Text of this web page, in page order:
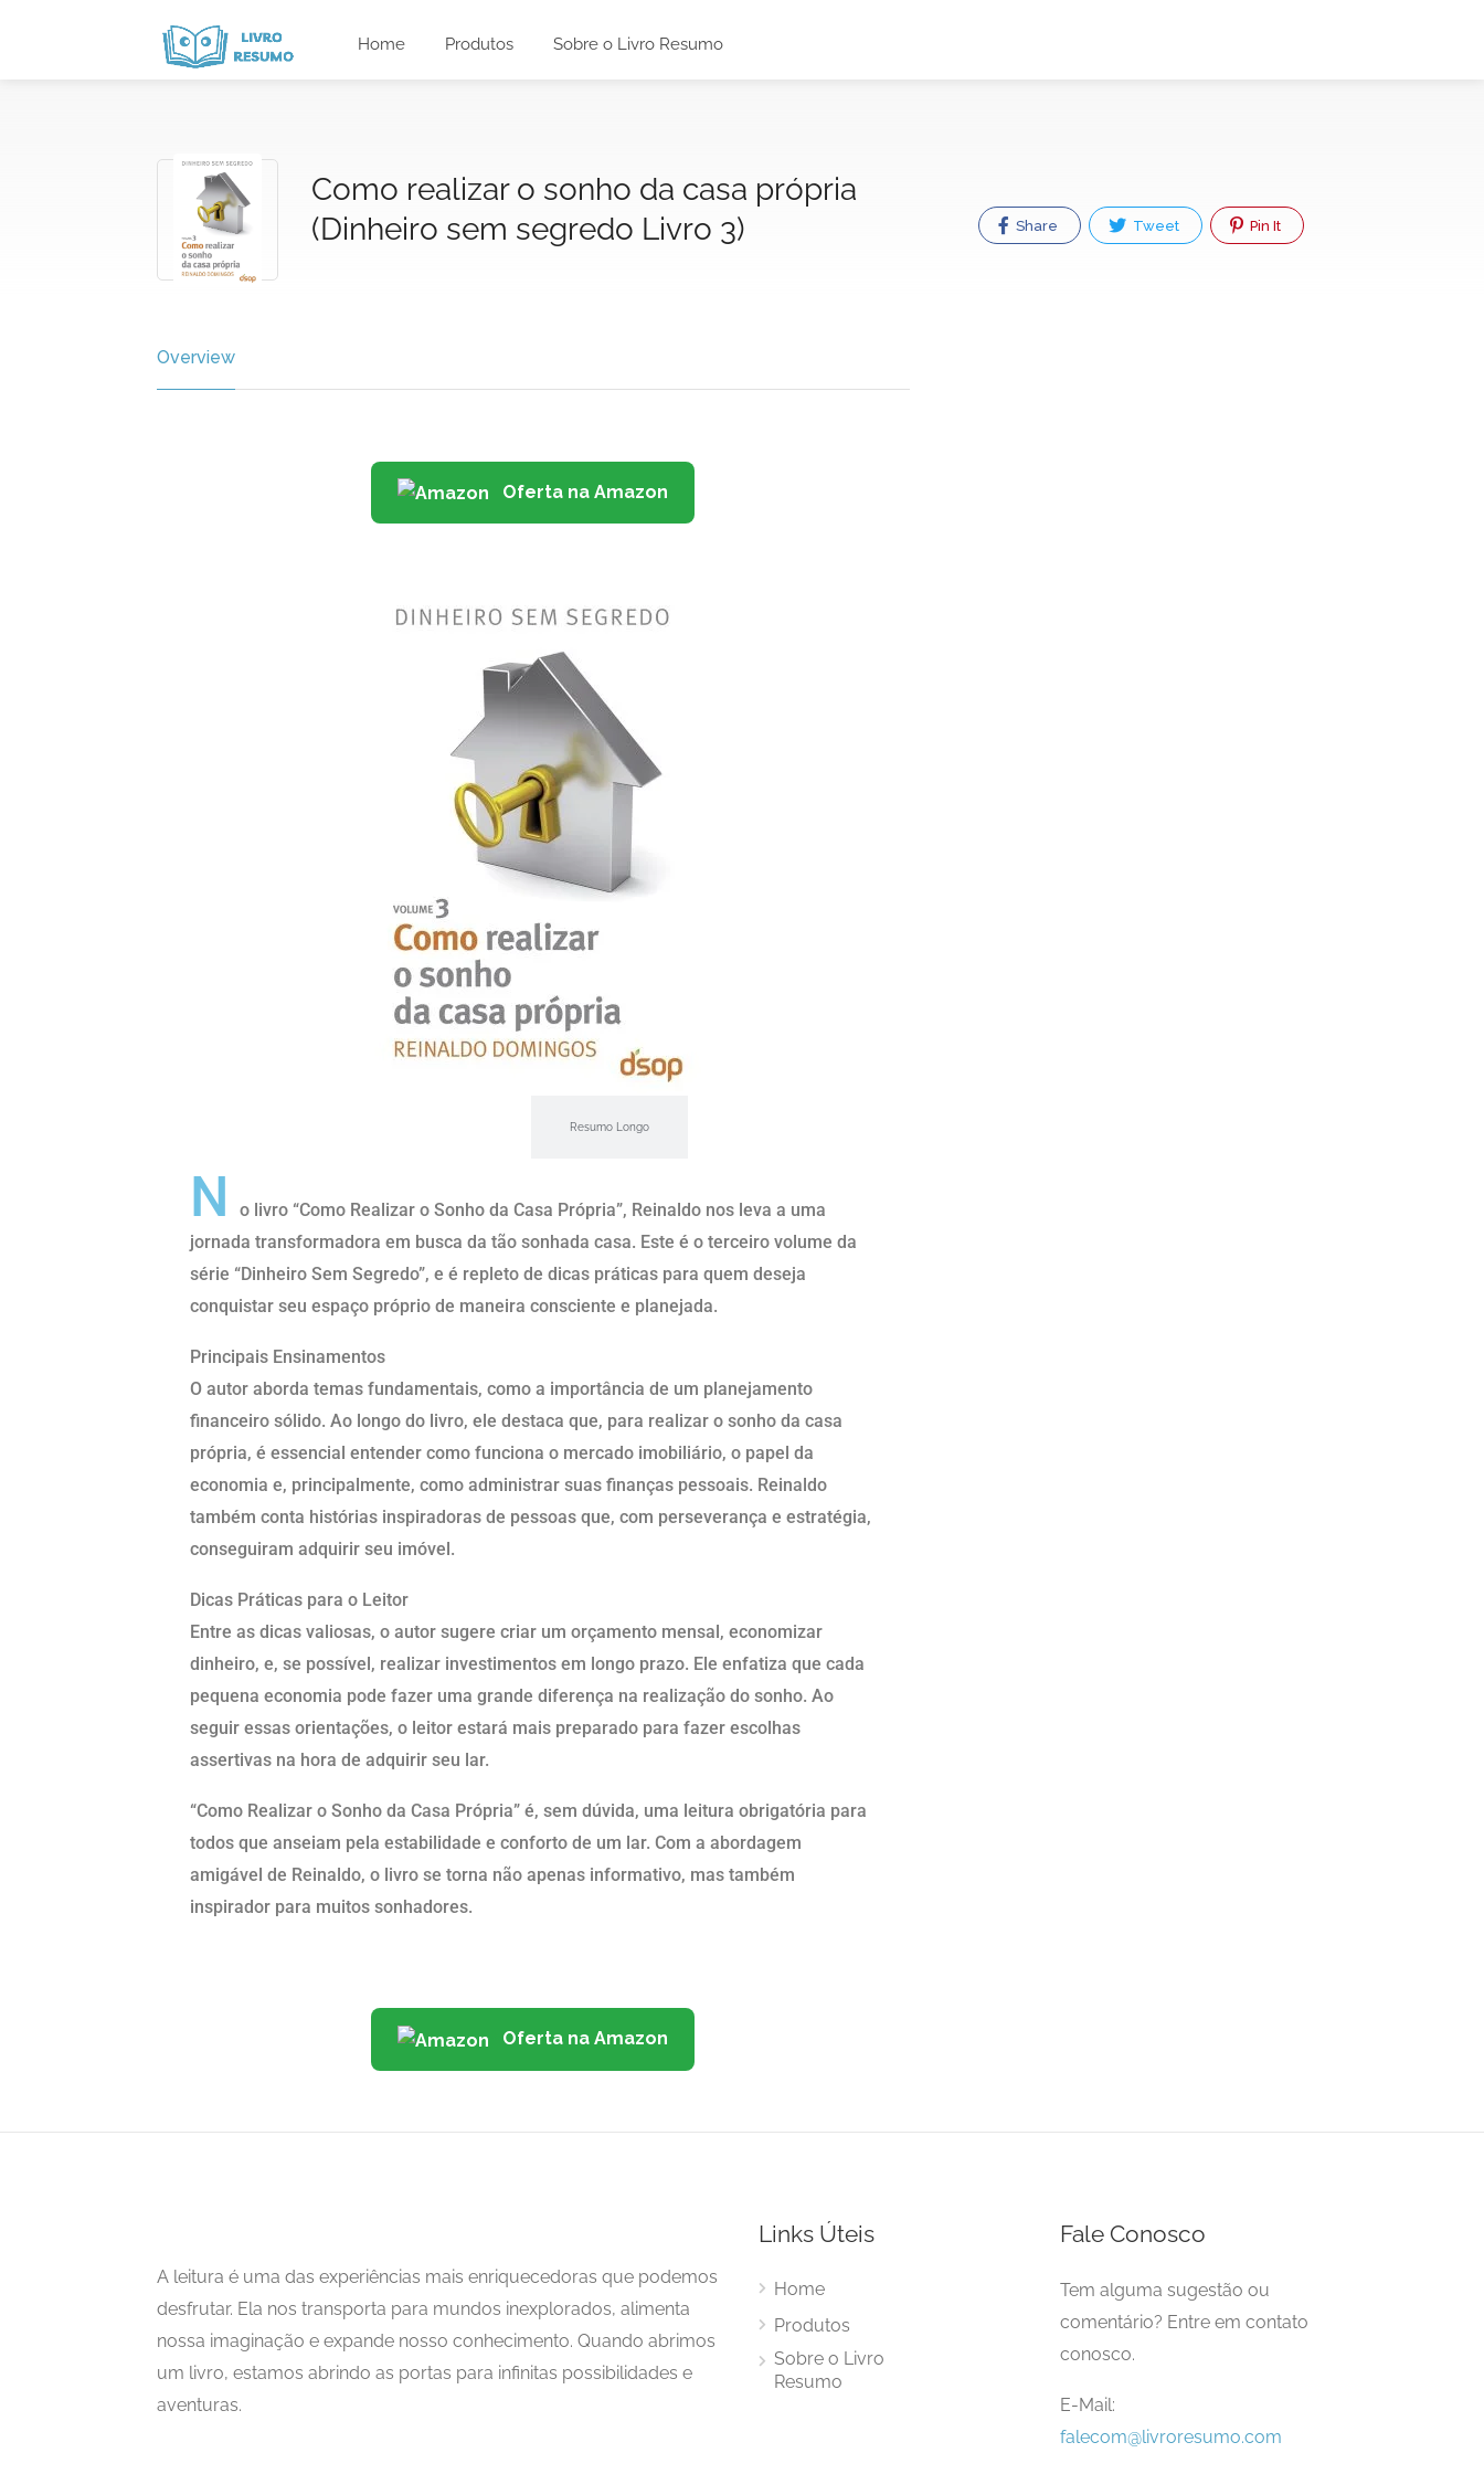
Home Produtos Sobre o Livro Resumo
Como realizar o sonho da casa própria
(Dinheiro sem segredo Livro 3)
Overview
Oferta na Amazon
Resumo Longo
N
o livro “Como Realizar o Sonho da Casa Própria”, Reinaldo nos leva a uma
jornada transformadora em busca da tão sonhada casa. Este é o terceiro volume da
série “Dinheiro Sem Segredo”, e é repleto de dicas práticas para quem deseja
conquistar seu espaço próprio de maneira consciente e planejada.
Principais Ensinamentos
O autor aborda temas fundamentais, como a importância de um planejamento
financeiro sólido. Ao longo do livro, ele destaca que, para realizar o sonho da casa
própria, é essencial entender como funciona o mercado imobiliário, o papel da
economia e, principalmente, como administrar suas finanças pessoais. Reinaldo
também conta histórias inspiradoras de pessoas que, com perseverança e estratégia,
conseguiram adquirir seu imóvel.
Dicas Práticas para o Leitor
Entre as dicas valiosas, o autor sugere criar um orçamento mensal, economizar
dinheiro, e, se possível, realizar investimentos em longo prazo. Ele enfatiza que cada
pequena economia pode fazer uma grande diferença na realização do sonho. Ao
seguir essas orientações, o leitor estará mais preparado para fazer escolhas
assertivas na hora de adquirir seu lar.
“Como Realizar o Sonho da Casa Própria” é, sem dúvida, uma leitura obrigatória para
todos que anseiam pela estabilidade e conforto de um lar. Com a abordagem
amigável de Reinaldo, o livro se torna não apenas informativo, mas também
inspirador para muitos sonhadores.
Oferta na Amazon
Share Tweet Pin It
A leitura é uma das experiências mais enriquecedoras que podemos
desfrutar. Ela nos transporta para mundos inexplorados, alimenta
nossa imaginação e expande nosso conhecimento. Quando abrimos
um livro, estamos abrindo as portas para infinitas possibilidades e
aventuras.
Links Úteis
Home
Produtos
Sobre o Livro
Resumo
Fale Conosco
Tem alguma sugestão ou
comentário? Entre em contato
conosco.
E-Mail:
falecom@livroresumo.com